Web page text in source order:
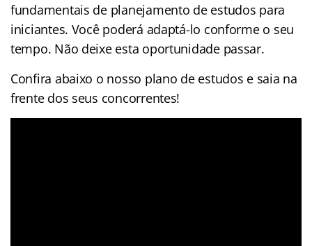
fundamentais de planejamento de estudos para
iniciantes. Você poderá adaptá-lo conforme o seu
tempo. Não deixe esta oportunidade passar.
Confira abaixo o nosso plano de estudos e saia na
frente dos seus concorrentes!